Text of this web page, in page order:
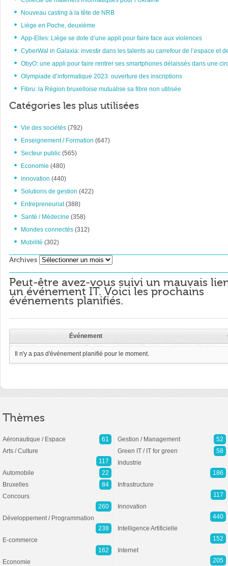
Nouveau casting à la tête de NRB
Liège en Poche, deuxième
App-Elles: Liège se dote d’une appli pour faire face aux violences
CyberWal in Galaxia: investir dans les talents au carrefour de l’espace et
ObyO: une appli pour faire rentrer ses smartphones délaissés dans une
Olympiade d’informatique 2023: ouverture des inscriptions
Fibru: la Région bruxelloise mutualise sa fibre non utilisée
Catégories les plus utilisées
Vie des sociétés (792)
Enseignement / Formation (647)
Secteur public (565)
Economie (480)
innovation (440)
Solutions de gestion (422)
Entrepreneuriat(388)
Santé / Médecine (358)
Mondes connectés (312)
Mobilité (302)
Archives Archives
Peut-être avez-vous suivi un mauvais
un événement IT. Voici les prochains
événements planifiés.
Événement
Il n'y a pas d'événement planifié pour le moment.
Thèmes
Aéronautique / Espace
61
Arts / Culture
117
Automobile
22
Bruxelles
84
Concours
260
Développement / Programmation
238
E-commerce
162
Economie
Gestion / Management
52
Green IT / IT for green
58
Industrie
186
Infrastructure
117
Innovation
440
Intelligence Artificielle
152
Internet
205